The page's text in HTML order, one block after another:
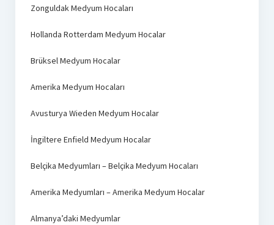
Zonguldak Medyum Hocaları
Hollanda Rotterdam Medyum Hocalar
Brüksel Medyum Hocalar
Amerika Medyum Hocaları
Avusturya Wieden Medyum Hocalar
İngiltere Enfield Medyum Hocalar
Belçika Medyumları – Belçika Medyum Hocaları
Amerika Medyumları – Amerika Medyum Hocalar
Almanya’daki Medyumlar